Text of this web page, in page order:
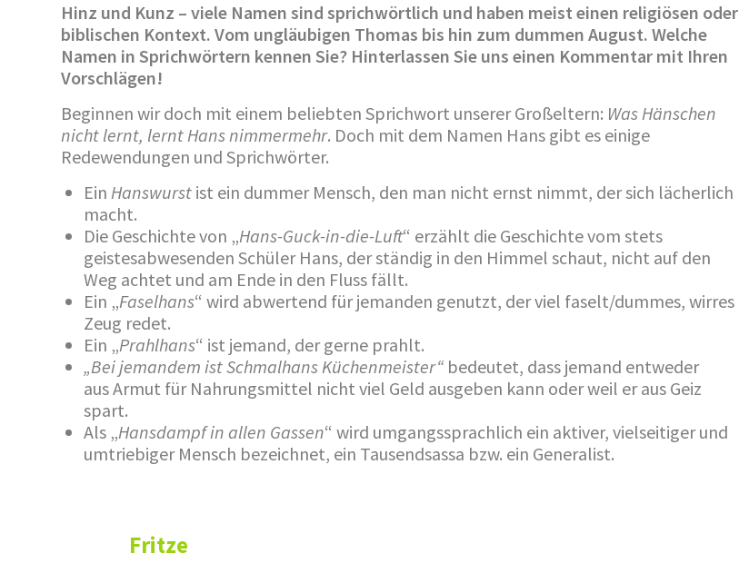
Hinz und Kunz – viele Namen sind sprichwörtlich und haben meist einen religiösen oder
biblischen Kontext. Vom ungläubigen Thomas bis hin zum dummen August. Welche
Namen in Sprichwörtern kennen Sie? Hinterlassen Sie uns einen Kommentar mit Ihren
Vorschlägen!
Beginnen wir doch mit einem beliebten Sprichwort unserer Großeltern: Was Hänschen
nicht lernt, lernt Hans nimmermehr. Doch mit dem Namen Hans gibt es einige
Redewendungen und Sprichwörter.
EinHanswurst ist ein dummer Mensch, den man nicht ernst nimmt, der sich lächerlich
macht.
Die Geschichte von „Hans-Guck-in-die-Luft“ erzählt die Geschichte vom stets
geistesabwesenden Schüler Hans, der ständig in den Himmel schaut, nicht auf den
Weg achtet und am Ende in den Fluss fällt.
Ein „Faselhans“ wird abwertend für jemanden genutzt, der viel faselt/dummes, wirres
Zeug redet.
Ein „Prahlhans“ ist jemand, der gerne prahlt.
„Bei jemandem ist Schmalhans Küchenmeister“ bedeutet, dass jemand entweder
aus Armut für Nahrungsmittel nicht viel Geld ausgeben kann oder weil er aus Geiz
spart.
Als „Hansdampf in allen Gassen“ wird umgangssprachlich ein aktiver, vielseitiger und
umtriebiger Mensch bezeichnet, ein Tausendsassa bzw. ein Generalist.
Fritze